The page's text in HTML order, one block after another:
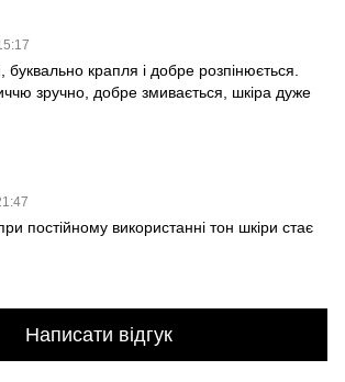
крапля і добре розпінюється.
зручно, добре змивається, шкіра дуже
постійному використанні тон шкіри стає
Написати відгук